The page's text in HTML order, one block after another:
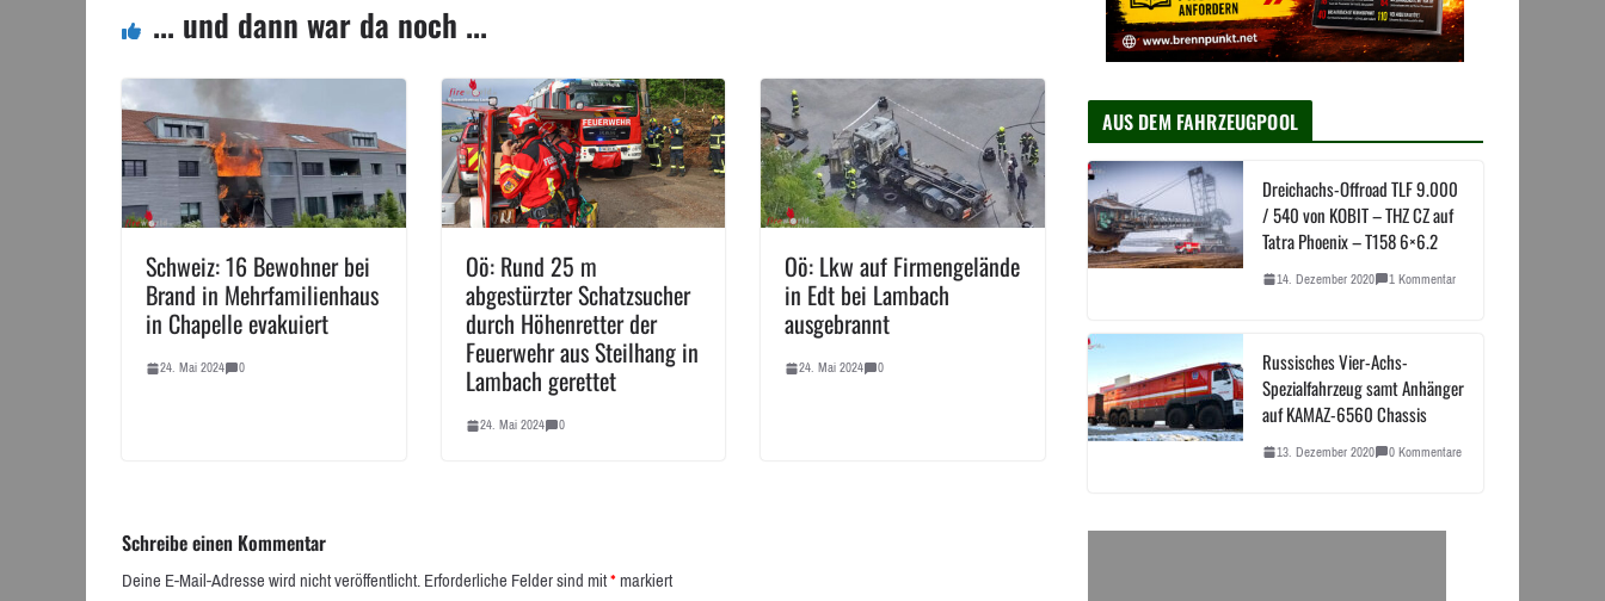
... und dann war da noch ...
Schweiz: 16 Bewohner bei
Brand in Mehrfamilienhaus
in Chapelle evakuiert
24. Mai 2024 0
Oö: Rund 25 m
abgestürzter Schatzsucher
durch Höhenretter der
Feuerwehr aus Steilhang in
Lambach gerettet
24. Mai 2024 0
Oö: Lkw auf Firmengelände
in Edt bei Lambach
ausgebrannt
24. Mai 2024 0
Schreibe einen Kommentar
Deine E-Mail-Adresse wird nicht veröffentlicht.Erforderliche Felder sind mit*markiert
AUS DEM FAHRZEUGPOOL
Dreichachs-Offroad TLF 9.000
/ 540 von KOBIT – THZ CZ auf
Tatra Phoenix – T158 6×6.2
14. Dezember 2020 1 Kommentar
Russisches Vier-Achs-
Spezialfahrzeug samt Anhänger
auf KAMAZ-6560 Chassis
13. Dezember 2020 0 Kommentare